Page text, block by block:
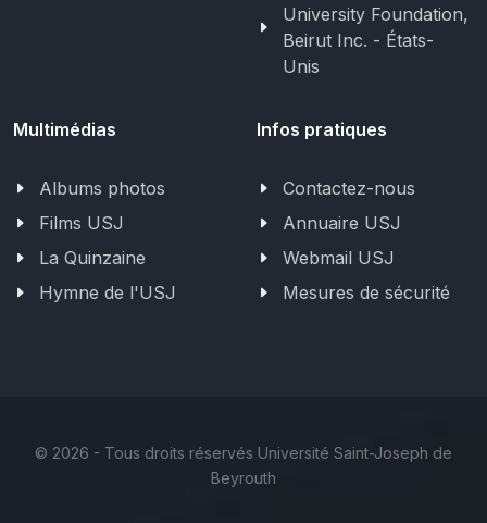
University Foundation,
Beirut Inc. - États-
Unis
Multimédias
Albums photos
Films USJ
La Quinzaine
Hymne de l'USJ
Infos pratiques
Contactez-nous
Annuaire USJ
Webmail USJ
Mesures de sécurité
© 2026 - Tous droits réservés Université Saint-Joseph de
Beyrouth